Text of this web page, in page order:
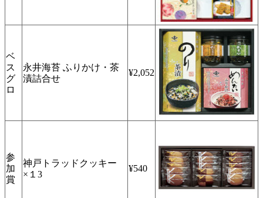
ベ
ス
グ
ロ
永井海苔 ふりかけ・茶
漬詰合せ
¥2,052
参
加
賞
神戸トラッドクッキー
×１3
¥540